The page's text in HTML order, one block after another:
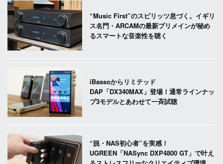
“Music First”のスピリッツ息づく。イギリ
ス名門・ARCAMの最新プリメインが秘め
るスマートな音楽性を聴く
iBassoからリミテッド
DAP「DX340MAX」登場！通常ラインナッ
プ3モデルとあわせて一斉試聴
“脱・NAS初心者”を実感！
UGREEN「NASync DXP4800 GT」で叶え